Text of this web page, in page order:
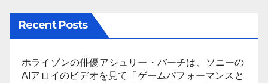
Recent Posts
ホライゾンの俳優アシュリー・バーチは、ソニーの
AIアロイのビデオを見て「ゲームパフォーマンスと